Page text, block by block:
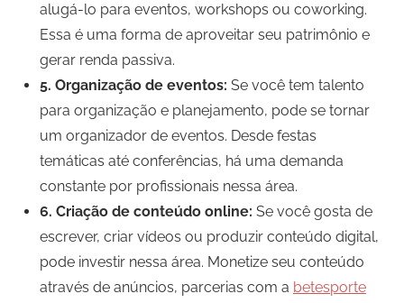
alugá-lo para eventos, workshops ou coworking.
Essa é uma forma de aproveitar seu patrimônio e
gerar renda passiva.
5. Organização de eventos: Se você tem talento
para organização e planejamento, pode se tornar
um organizador de eventos. Desde festas
temáticas até conferências, há uma demanda
constante por profissionais nessa área.
6. Criação de conteúdo online: Se você gosta de
escrever, criar vídeos ou produzir conteúdo digital,
pode investir nessa área. Monetize seu conteúdo
através de anúncios, parcerias com a betesporte